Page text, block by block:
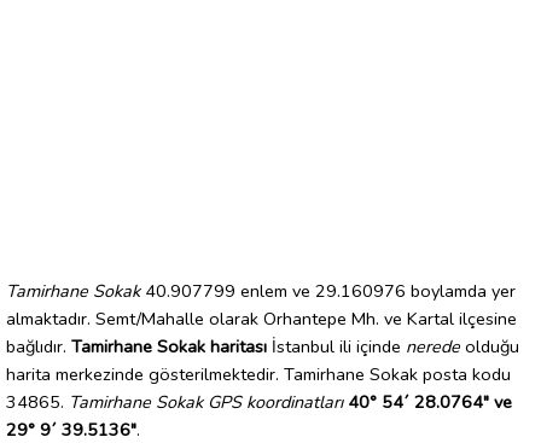
Tamirhane Sokak40.907799 enlem ve 29.160976 boylamda yer
almaktadır. Semt/Mahalle olarak Orhantepe Mh. ve Kartal ilçesine
bağlıdır. Tamirhane Sokak haritası İstanbul ili içinde nerede olduğu
harita merkezinde gösterilmektedir. Tamirhane Sokak posta kodu
34865. Tamirhane Sokak GPS koordinatları 40° 54´ 28.0764" ve
29° 9´ 39.5136".